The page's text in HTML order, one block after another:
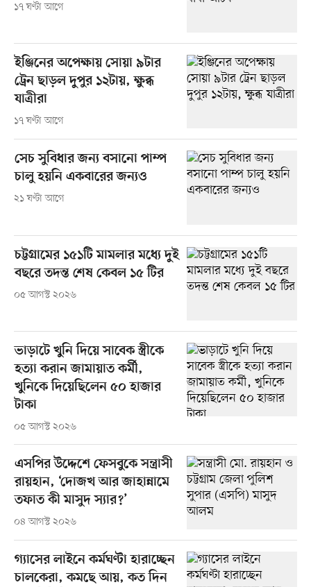
১৭ ঘণ্টা আগে
ইঞ্জিনের অপেক্ষায় সোয়া ৯টার
ট্রেন ছাড়ল দুপুর ১২টায়, ক্ষুব্ধ
যাত্রীরা
১৭ ঘণ্টা আগে
সেচ সুবিধার জন্য বসানো পাম্প
চালু হয়নি একবারের জন্যও
২১ ঘণ্টা আগে
চট্টগ্রামের ১৫১টি মামলার মধ্যে দুই
বছরে তদন্ত শেষ কেবল ১৫ টির
০৫ আগস্ট ২০২৬
ভাড়াটে খুনি দিয়ে সাবেক স্ত্রীকে
হত্যা করান জামায়াত কর্মী,
খুনিকে দিয়েছিলেন ৫০ হাজার
টাকা
০৫ আগস্ট ২০২৬
এসপির উদ্দেশে ফেসবুকে সন্ত্রাসী
রায়হান, ‘দোজখ আর জাহান্নামে
তফাত কী মাসুদ স্যার?’
০৪ আগস্ট ২০২৬
গ্যাসের লাইনে কর্মঘণ্টা হারাচ্ছেন
চালকেরা, কমছে আয়, কত দিন